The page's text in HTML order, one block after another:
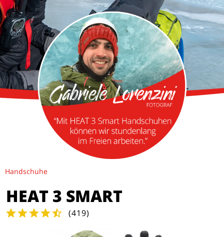
Handschuhe
HEAT 3 SMART
(419)